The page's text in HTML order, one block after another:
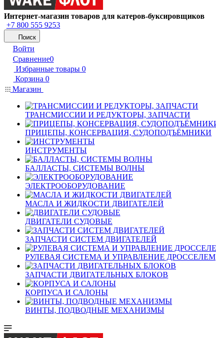
Интернет-магазин товаров для катеров-буксировщиков
+7 800 555 9253
Поиск
Войти
Сравнение0
Избранные товары 0
Корзина 0
Магазин
ТРАНСМИССИИ И РЕДУКТОРЫ, ЗАПЧАСТИ
ПРИЦЕПЫ, КОНСЕРВАЦИЯ, СУДОПОДЪЁМНИКИ
ИНСТРУМЕНТЫ
БАЛЛАСТЫ, СИСТЕМЫ ВОЛНЫ
ЭЛЕКТРООБОРУДОВАНИЕ
МАСЛА И ЖИДКОСТИ ДВИГАТЕЛЕЙ
ДВИГАТЕЛИ СУДОВЫЕ
ЗАПЧАСТИ СИСТЕМ ДВИГАТЕЛЕЙ
РУЛЕВАЯ СИСТЕМА И УПРАВЛЕНИЕ ДРОССЕЛЕМ
ЗАПЧАСТИ ДВИГАТЕЛЬНЫХ БЛОКОВ
КОРПУСА И САЛОНЫ
ВИНТЫ, ПОДВОДНЫЕ МЕХАНИЗМЫ